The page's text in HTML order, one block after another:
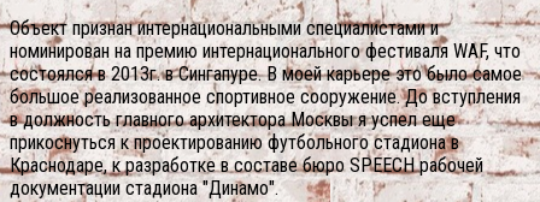
Объект признан интернациональными специалистами и
номинирован на премию интернационального фестиваля WAF, что
состоялся в 2013г. в Сингапуре. В моей карьере это было самое
большое реализованное спортивное сооружение. До вступления
в должность главного архитектора Москвы я успел еще
прикоснуться к проектированию футбольного стадиона в
Краснодаре, к разработке в составе бюро SPEECH рабочей
документации стадиона "Динамо".